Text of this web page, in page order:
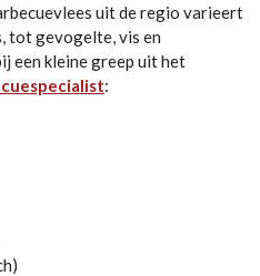
uit de regio varieert
tot gevogelte, vis en
een kleine greep uit het
: